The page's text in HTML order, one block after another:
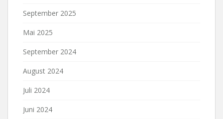
September 2025
Mai 2025
September 2024
August 2024
Juli 2024
Juni 2024